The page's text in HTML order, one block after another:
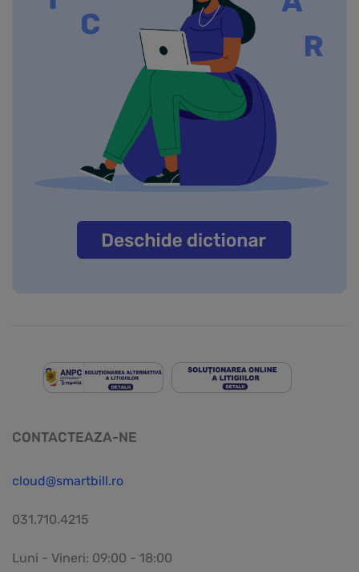
CONTACTEAZA-NE
cloud@smartbill.ro
031.710.4215
Luni - Vineri: 09:00 - 18:00